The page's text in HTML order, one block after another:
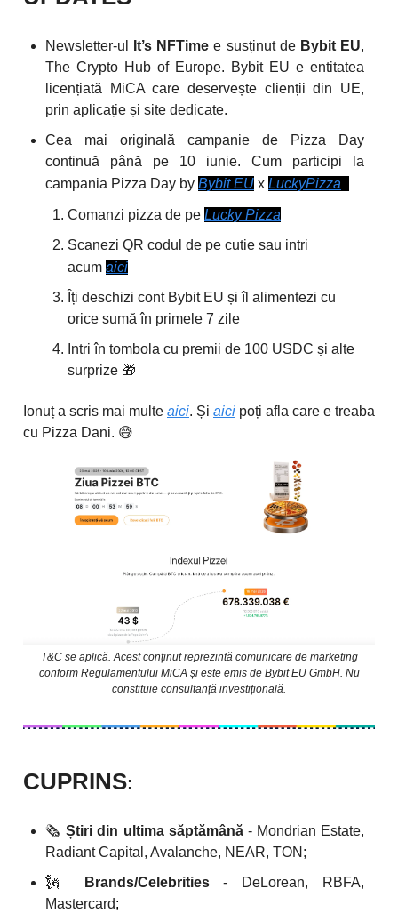
Newsletter-ul It’s NFTime e susținut de Bybit EU,
The Crypto Hub of Europe. Bybit EU e entitatea
licențiată MiCA care deservește clienții din UE,
prin aplicație și site dedicate.
Cea mai originală campanie de Pizza Day
continuă până pe 10 iunie. Cum participi la
campania Pizza Day by Bybit EU x LuckyPizza
Comanzi pizza de pe Lucky Pizza
Scanezi QR codul de pe cutie sau intri
acum aici
Îți deschizi cont Bybit EU și îl alimentezi cu
orice sumă în primele 7 zile
Intri în tombola cu premii de 100 USDC și alte
surprize 🎁
Ionuț a scris mai multe aici. Și aici poți afla care e treaba
cu Pizza Dani. 😅
T&C se aplică. Acest conținut reprezintă comunicare de marketing
conform Regulamentului MiCA și este emis de Bybit EU GmbH. Nu
constituie consultanță investițională.
CUPRINS:
🗞️ Știri din ultima săptămână - Mondrian Estate,
Radiant Capital, Avalanche, NEAR, TON;
🗽
Brands/Celebrities- DeLorean, RBFA,
Mastercard;